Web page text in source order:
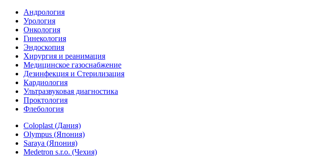
Андрология
Урология
Онкология
Гинекология
Эндоскопия
Хирургия и реанимация
Медицинское газоснабжение
Дезинфекция и Стерилизация
Кардиология
Ультразвуковая диагностика
Проктология
Флебология
Coloplast (Дания)
Olympus (Япония)
Saraya (Япония)
Medetron s.r.o. (Чехия)